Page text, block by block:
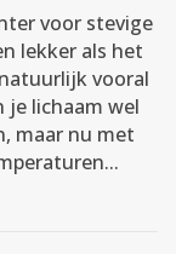
voor stevige
lekker als het
vooral
je lichaam wel
maar nu met